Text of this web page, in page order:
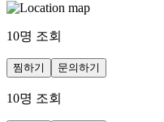
10명 조회
찜하기 문의하기
10명 조회